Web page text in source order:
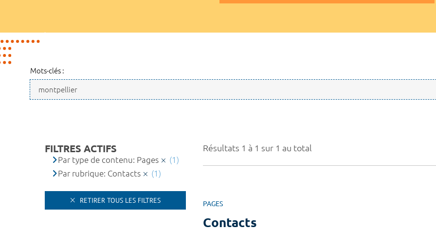
Mots-clés :
Résultats 1 à 1 sur 1 au total
PAGES
Contacts
FILTRES ACTIFS
Par type de contenu: Pages
(1)
Par rubrique: Contacts
(1)
RETIRER TOUS LES FILTRES